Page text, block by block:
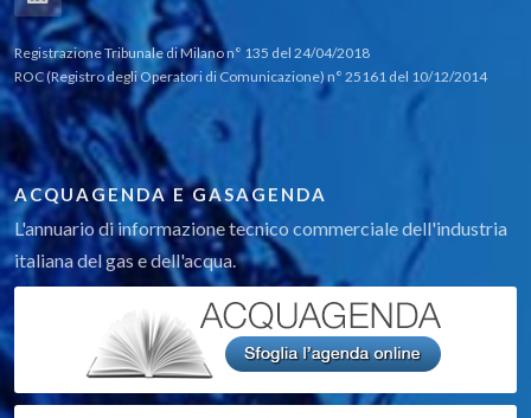
Registrazione Tribunale di Milano n° 135 del 24/04/2018
ROC (Registro degli Operatori di Comunicazione) n° 25161 del 10/12/2014
ACQUAGENDA E GASAGENDA
L'annuario di informazione tecnico commerciale dell'industria
italiana del gas e dell'acqua.